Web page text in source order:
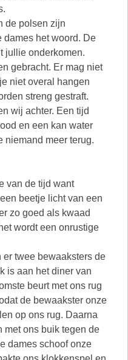
de polsen zijn
dames het woord. De
jullie onderkomen.
gebracht. Er mag niet
niet overal hangen
streng gestraft.
wij achter. Een tijd
en een kan water
niemand meer terug.
van de tijd want
beetje licht van een
zo goed als kwaad
wordt een onrustige
er twee bewaaksters de
is aan het diner van
beurt met ons rug
de bewaakster onze
op ons rug. Daarna
met ons buik tegen de
dames schoof onze